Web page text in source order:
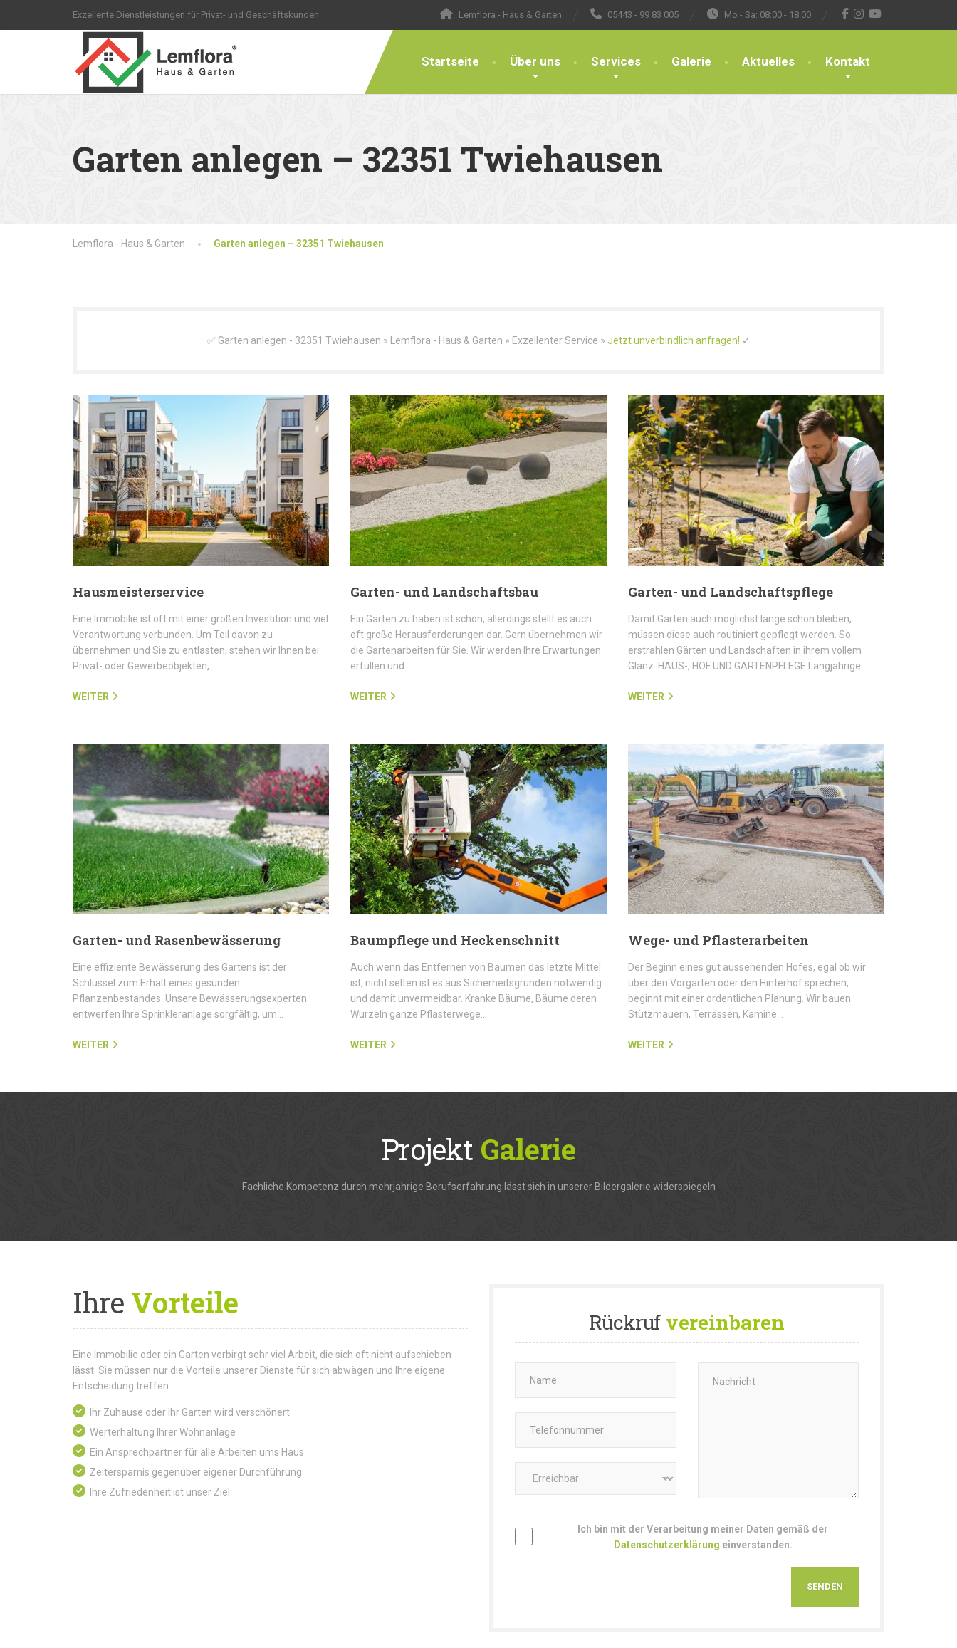
Exzellente Dienstleistungen für Privat- und Geschäftskunden Lemflora - Haus & Garten 05443 - 99 83 005 Mo - Sa: 08:00 - 18:00
Startseite Über uns Services Galerie Aktuelles Kontakt
Garten anlegen – 32351 Twiehausen
Lemflora - Haus & Garten Garten anlegen – 32351 Twiehausen
✅ Garten anlegen - 32351 Twiehausen » Lemflora - Haus & Garten » Exzellenter Service » Jetzt unverbindlich anfragen! ✓
Hausmeisterservice
Eine Immobilie ist oft mit einer großen Investition und viel
Verantwortung verbunden. Um Teil davon zu
übernehmen und Sie zu entlasten, stehen wir Ihnen bei
Privat- oder Gewerbeobjekten,…
WEITER
Garten- und Landschaftsbau
Ein Garten zu haben ist schön, allerdings stellt es auch
oft große Herausforderungen dar. Gern übernehmen wir
die Gartenarbeiten für Sie. Wir werden Ihre Erwartungen
erfüllen und…
WEITER
Garten- und Landschaftspflege
Damit Gärten auch möglichst lange schön bleiben,
müssen diese auch routiniert gepflegt werden. So
erstrahlen Gärten und Landschaften in ihrem vollem
Glanz. HAUS-, HOF UND GARTENPFLEGE Langjährige…
WEITER
Garten- und Rasenbewässerung
Eine effiziente Bewässerung des Gartens ist der
Schlüssel zum Erhalt eines gesunden
Pflanzenbestandes. Unsere Bewässerungsexperten
entwerfen Ihre Sprinkleranlage sorgfältig, um…
WEITER
Baumpflege und Heckenschnitt
Auch wenn das Entfernen von Bäumen das letzte Mittel
ist, nicht selten ist es aus Sicherheitsgründen notwendig
und damit unvermeidbar. Kranke Bäume, Bäume deren
Wurzeln ganze Pflasterwege…
WEITER
Wege- und Pflasterarbeiten
Der Beginn eines gut aussehenden Hofes, egal ob wir
über den Vorgarten oder den Hinterhof sprechen,
beginnt mit einer ordentlichen Planung. Wir bauen
Stützmauern, Terrassen, Kamine…
WEITER
Projekt Galerie
Fachliche Kompetenz durch mehrjährige Berufserfahrung lässt sich in unserer Bildergalerie widerspiegeln
IhreVorteile
Eine Immobilie oder ein Garten verbirgt sehr viel Arbeit, die sich oft nicht aufschieben
lässt. Sie müssen nur die Vorteile unserer Dienste für sich abwägen und Ihre eigene
Entscheidung treffen.
Ihr Zuhause oder Ihr Garten wird verschönert
Werterhaltung Ihrer Wohnanlage
Ein Ansprechpartner für alle Arbeiten ums Haus
Zeitersparnis gegenüber eigener Durchführung
Ihre Zufriedenheit ist unser Ziel
Rückrufvereinbaren
Ich bin mit der Verarbeitung meiner Daten gemäß der
Datenschutzerklärung einverstanden.